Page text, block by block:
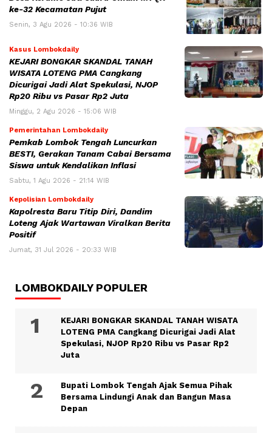
ke-32 Kecamatan Pujut
Senin, 3 Agu 2026 - 10:36 WIB
Kasus Lombokdaily
KEJARI BONGKAR SKANDAL TANAH
WISATA LOTENG PMA Cangkang
Dicurigai Jadi Alat Spekulasi, NJOP
Rp20 Ribu vs Pasar Rp2 Juta
Minggu, 2 Agu 2026 - 15:06 WIB
Pemerintahan Lombokdaily
Pemkab Lombok Tengah Luncurkan
BESTI, Gerakan Tanam Cabai Bersama
Siswa untuk Kendalikan Inflasi
Sabtu, 1 Agu 2026 - 21:14 WIB
Kepolisian Lombokdaily
Kapolresta Baru Titip Diri, Dandim
Loteng Ajak Wartawan Viralkan Berita
Positif
Jumat, 31 Jul 2026 - 20:33 WIB
LOMBOKDAILY POPULER
KEJARI BONGKAR SKANDAL TANAH WISATA
LOTENG PMA Cangkang Dicurigai Jadi Alat
Spekulasi, NJOP Rp20 Ribu vs Pasar Rp2
Juta
Bupati Lombok Tengah Ajak Semua Pihak
Bersama Lindungi Anak dan Bangun Masa
Depan